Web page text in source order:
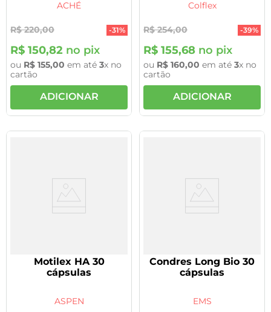
ACHÉ
R$ 220,00 -31%
R$ 150,82 no pix
ou R$ 155,00 em até 3x no
cartão
ADICIONAR
Colflex
R$ 254,00 -39%
R$ 155,68 no pix
ou R$ 160,00 em até 3x no
cartão
ADICIONAR
Motilex HA 30
cápsulas
ASPEN
Condres Long Bio 30
cápsulas
EMS